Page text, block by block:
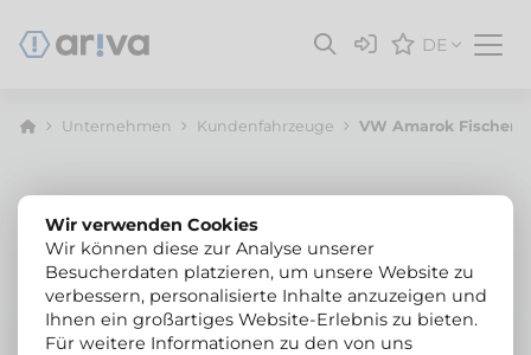
DE
Unternehmen Kunden­fahrzeuge VW Amarok Fischerei
VW Amarok
Wir verwenden Cookies
Wir können diese zur Analyse unserer
Besucherdaten platzieren, um unsere Website zu
verbessern, personalisierte Inhalte anzuzeigen und
Ihnen ein großartiges Website-Erlebnis zu bieten.
Für weitere Informationen zu den von uns